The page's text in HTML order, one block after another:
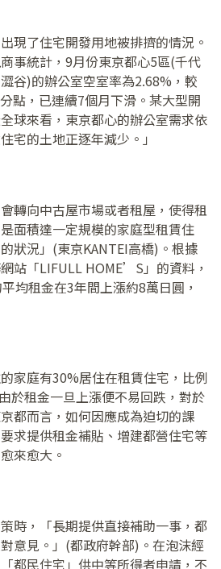
現了住宅開發用地被排擠的情況。
事統計，9月份東京都心5區(千代
谷)的辦公室空室率為2.68%，較
點，已連續7個月下滑。某大型開
球來看，東京都心的辦公室需求依
宅的土地正逐年減少。」
轉向中古屋市場或者租屋，使得租
面積達一定規模的家庭型租賃住
狀況」(東京KANTEI高橋)。根據
站「LIFULL HOME’S」的資料，
均租金在3年間上漲約8萬日圓，
家庭有30%居住在租賃住宅，比例
於租金一旦上漲便不易回跌，對於
都而言，如何因應成為迫切的課
求提供租金補貼、增建都營住宅等
來愈大。
時，「長期提供直接補助一事，都
意見。」(都政府幹部)。在泡沫經
都民住宅」供中等所得者申請，不